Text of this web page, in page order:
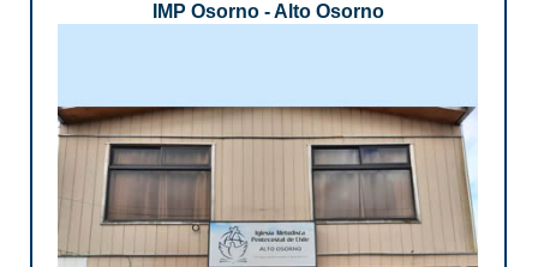
IMP Osorno - Alto Osorno